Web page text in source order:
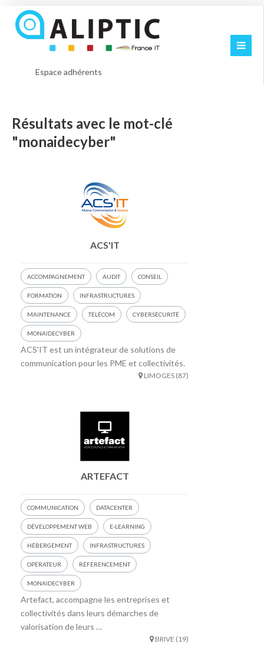
Espace adhérents
Résultats avec le mot-clé
"monaidecyber"
ACS'IT
ACCOMPAGNEMENT AUDIT CONSEIL
FORMATION INFRASTRUCTURES
MAINTENANCE TÉLÉCOM CYBERSÉCURITÉ
MONAIDECYBER
ACS'IT est un intégrateur de solutions de
communication pour les PME et collectivités.
LIMOGES (87)
ARTEFACT
COMMUNICATION DATACENTER
DÉVELOPPEMENT WEB E-LEARNING
HÉBERGEMENT INFRASTRUCTURES
OPÉRATEUR RÉFÉRENCEMENT
MONAIDECYBER
Artefact, accompagne les entreprises et
collectivités dans leurs démarches de
valorisation de leurs …
BRIVE (19)